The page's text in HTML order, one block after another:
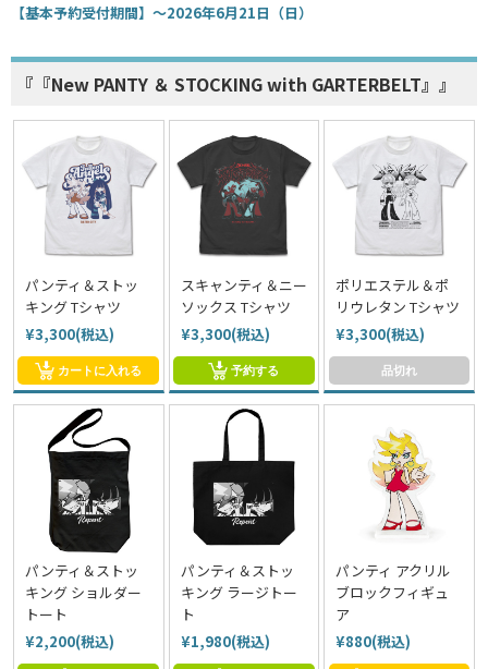
【基本予約受付期間】～2026年6月21日（日）
『『New PANTY ＆ STOCKING with GARTERBELT』』
パンティ＆ストッ
キング Tシャツ
¥3,300(税込)
カートに入れる
スキャンティ＆ニー
ソックス Tシャツ
¥3,300(税込)
予約する
ポリエステル＆ポ
リウレタン Tシャツ
¥3,300(税込)
品切れ
パンティ＆ストッ
キング ショルダー
トート
¥2,200(税込)
パンティ＆ストッ
キング ラージトー
ト
¥1,980(税込)
パンティ アクリル
ブロックフィギュ
ア
¥880(税込)